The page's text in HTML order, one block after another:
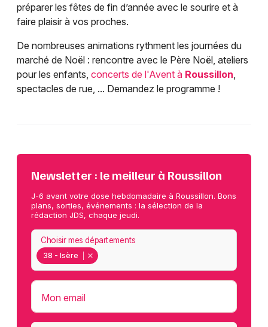
préparer les fêtes de fin d’année avec le sourire et à
faire plaisir à vos proches.
De nombreuses animations rythment les journées du
marché de Noël : rencontre avec le Père Noël, ateliers
pour les enfants, concerts de l'Avent à Roussillon,
spectacles de rue, ... Demandez le programme !
Newsletter : le meilleur à Roussillon
J-6 avant votre dose hebdomadaire à Roussillon. Bons
plans, sorties, événements : la sélection de la
rédaction JDS, chaque jeudi.
38 - Isère
Choisir mes départements
Mon email